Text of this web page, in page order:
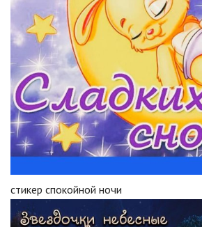
стикер спокойной ночи